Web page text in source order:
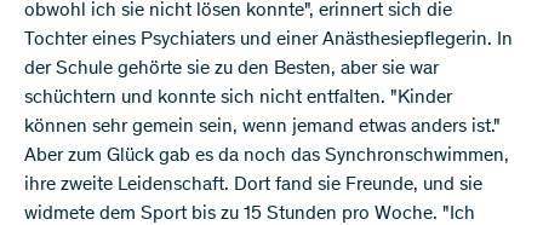
obwohl ich sie nicht lösen konnte", erinnert sich die
Tochter eines Psychiaters und einer Anästhesiepflegerin. In
der Schule gehörte sie zu den Besten, aber sie war
schüchtern und konnte sich nicht entfalten. "Kinder
können sehr gemein sein, wenn jemand etwas anders ist."
Aber zum Glück gab es da noch das Synchronschwimmen,
ihre zweite Leidenschaft. Dort fand sie Freunde, und sie
widmete dem Sport bis zu 15 Stunden pro Woche. "Ich